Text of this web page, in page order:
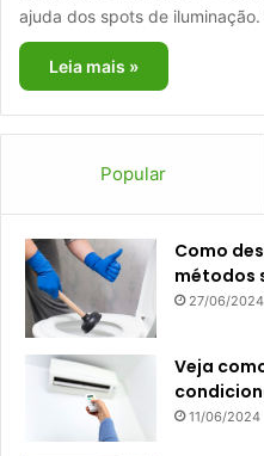
ajuda dos spots de iluminação.
Leia mais »
Popular
Como
métodos
27/06/2024
Veja
11/06/2024